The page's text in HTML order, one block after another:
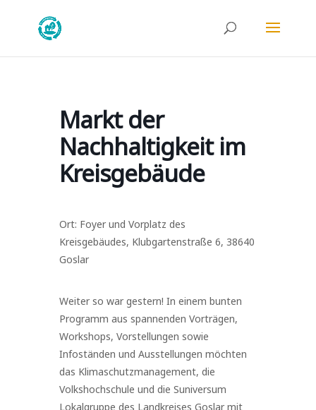
Markt der
Nachhaltigkeit im
Kreisgebäude
Ort: Foyer und Vorplatz des
Kreisgebäudes, Klubgartenstraße 6, 38640
Goslar
Weiter so war gestern! In einem bunten
Programm aus spannenden Vorträgen,
Workshops, Vorstellungen sowie
Infoständen und Ausstellungen möchten
das Klimaschutzmanagement, die
Volkshochschule und die Suniversum
Lokalgruppe des Landkreises Goslar mit